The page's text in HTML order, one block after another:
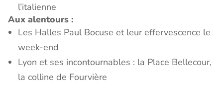
l’italienne
Aux alentours :
Les Halles Paul Bocuse et leur effervescence le
week-end
Lyon et ses incontournables : la Place Bellecour,
la colline de Fourvière